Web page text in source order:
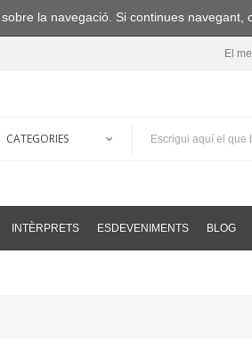
El
INTÈRPRETS ESDEVENIMENTS BLOG
la navegació. Si continues navegant,